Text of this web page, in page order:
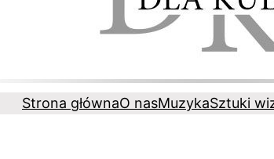
Strona głównaO nasMuzykaSztuki